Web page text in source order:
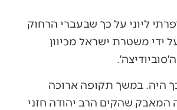
ליוני על כך שבעברי הרחוק
ידי משטרת ישראל מכיוון
היה. במשך תקופה ארוכה
המאבק שהקים הרב יהודה חזני